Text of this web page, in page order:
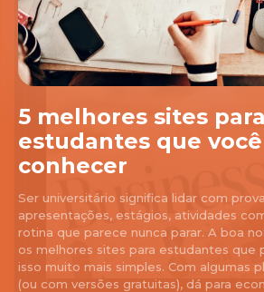
5 melhores sites para
estudantes que
conhecer
Ser universitário significa lidar com
apresentações, estágios, atividades
rotina que parece nunca parar. A boa
os melhores sites para estudantes que
isso muito mais simples. Com algumas
(ou com versões gratuitas), dá para